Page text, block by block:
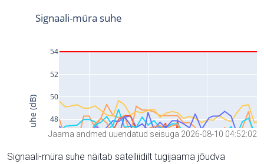
Jaama andmed uuendatud seisuga 2026-08-10 04:52:02
Signaali-müra suhe näitab satelliidilt tugijaama jõudva